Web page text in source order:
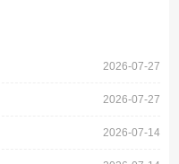
2026-07-27
2026-07-27
2026-07-14